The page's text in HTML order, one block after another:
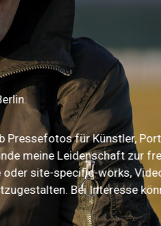
Pressefotos für Künstler,
meine Leidenschaft zur
oder site-specific-works,
Bei Interesse